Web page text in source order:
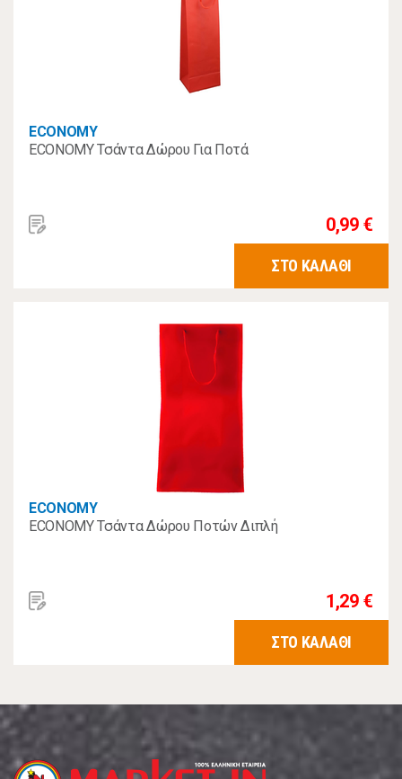
ECONOMY
ECONOMY Τσάντα Δώρου Για Ποτά
0,99 €
ΣΤΟ ΚΑΛΑΘΙ
ECONOMY
ECONOMY Τσάντα Δώρου Ποτών Διπλή
1,29 €
ΣΤΟ ΚΑΛΑΘΙ